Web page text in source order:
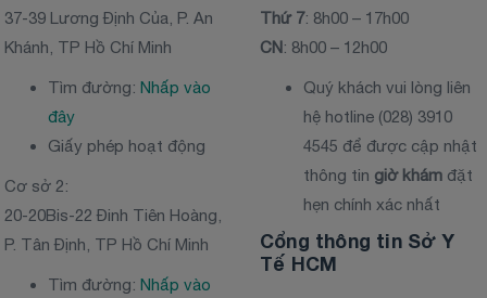
37-39 Lương Định Của, P. An
Khánh, TP Hồ Chí Minh
Tìm đường:Nhấp vào
đây
Giấy phép hoạt động
Cơ sở 2:
20-20Bis-22 Đinh Tiên Hoàng,
P. Tân Định, TP Hồ Chí Minh
Tìm đường:Nhấp vào
Thứ 7: 8h00 – 17h00
CN: 8h00 – 12h00
Quý khách vui lòng liên
hệ hotline (028) 3910
4545 để được cập nhật
thông tin giờ khám đặt
hẹn chính xác nhất
Cổng thông tin Sở Y
Tế HCM